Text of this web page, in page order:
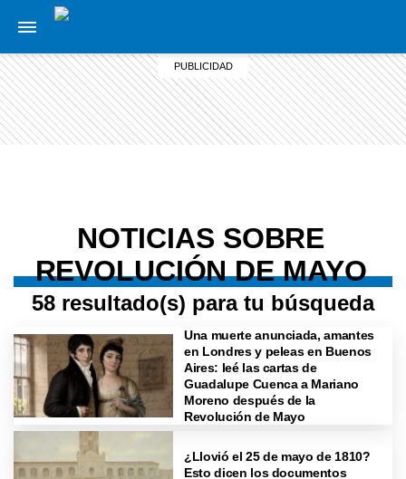
NOTICIAS SOBRE
REVOLUCIÓN DE MAYO
58 resultado(s) para tu búsqueda
Una muerte anunciada, amantes
en Londres y peleas en Buenos
Aires: leé las cartas de
Guadalupe Cuenca a Mariano
Moreno después de la
Revolución de Mayo
¿Llovió el 25 de mayo de 1810?
Esto dicen los documentos